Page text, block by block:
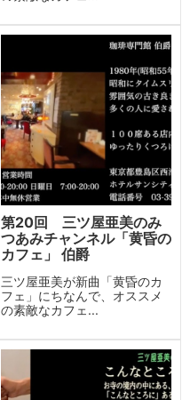
第20回 三ツ屋亜美のみ
つあみチャンネル「黄昏の
カフェ」 伯爵
三ツ屋亜美が新曲「黄昏のカ
フェ」にちなんで、オススメ
の素敵なカフェ...